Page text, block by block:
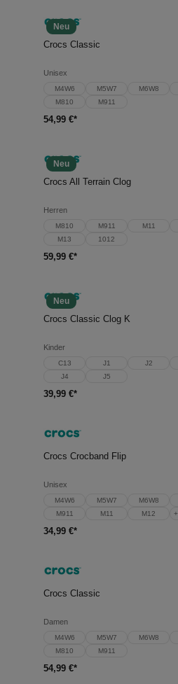
Neu
In den Warenkorb
Crocs Classic
Unisex
M4W6 M5W7 M6W8
M810
M911
54,99 €*
Neu
In den Warenkorb
Crocs All Terrain Clog
Herren
M810 M911 M11
M13
1012
59,99 €*
Neu
In den Warenkorb
Crocs Classic Clog K
Kinder
C13 J1 J2
J4
J5
39,99 €*
Crocs Crocband Flip
Unisex
M4W6 M5W7 M6W8
M911
M11 M12 +
34,99 €*
Crocs Classic
Damen
M4W6 M5W7 M6W8
M810
M911
54,99 €*